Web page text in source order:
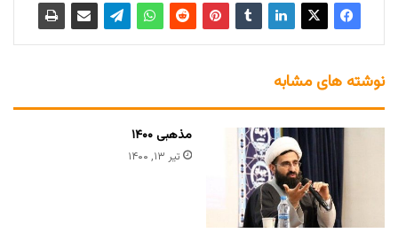
نوشته های مشابه
مذهبی ۱۴۰۰
تیر ۱۳, ۱۴۰۰